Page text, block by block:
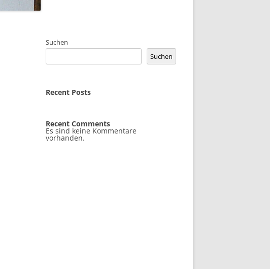
Suchen
Suchen
Recent Posts
Recent Comments
Es sind keine Kommentare
vorhanden.